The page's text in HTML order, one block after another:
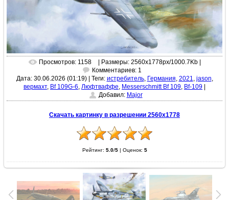
Просмотров: 1158
| Размеры: 2560x1778px/1000.7Kb |
Комментариев: 1
Дата: 30.06.2026 (01:19)| Теги: истребитель, Германия, 2021, jason,
вермахт, Bf 109G-6, Люфтваффе, Messerschmitt Bf 109, Bf-109 |
Добавил: Major
Скачать картинку в разрешении 2560x1778
Рейтинг: 5.0/5| Оценок: 5